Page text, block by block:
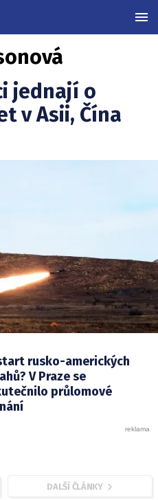
jednají o
v Asii, Čína
rusko-amerických
V Praze se
průlomové
DALŠÍ ČLÁNKY